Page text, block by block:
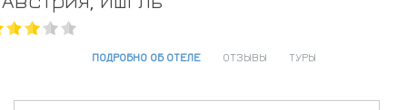
ПОДРОБНО ОБ ОТЕЛЕ ОТЗЫВЫ ТУРЫ